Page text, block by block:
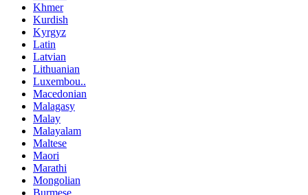
Khmer
Kurdish
Kyrgyz
Latin
Latvian
Lithuanian
Luxembou..
Macedonian
Malagasy
Malay
Malayalam
Maltese
Maori
Marathi
Mongolian